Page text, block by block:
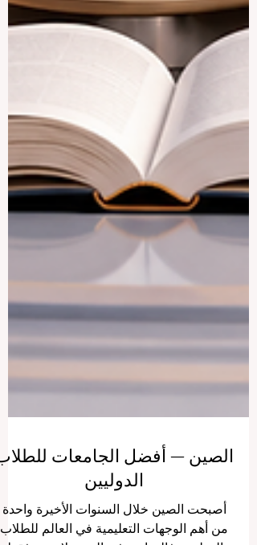
الصين — أفضل الجامعات
الدوليين
أصبحت الصين خلال السنوات الأخيرة واحدة